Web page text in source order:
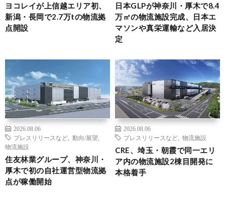
ヨコレイが上信越エリア初、
新潟・長岡で2.7万tの物流拠
点開設
日本GLPが神奈川・厚木で8.4
万㎡の物流施設完成、日本エ
マソンや真栄運輸など入居決
定
2026.08.06
プレスリリースなど
動向/展望
物流施設
住友林業グループ、神奈川・
厚木で初の自社運営型物流拠
点が稼働開始
2026.08.06
プレスリリースなど
物流施設
CRE、埼玉・朝霞で同一エリ
ア内の物流施設2棟目開発に
本格着手